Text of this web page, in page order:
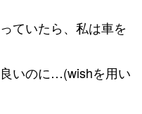
ていたら、私は車を
いのに…(wishを用い